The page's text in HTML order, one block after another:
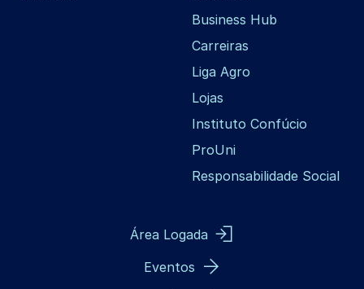
Business Hub
Carreiras
Liga Agro
Lojas
Instituto Confúcio
ProUni
Responsabilidade Social
Área Logada
Eventos